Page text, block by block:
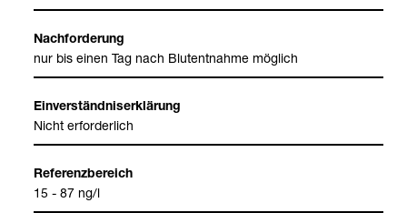
Nach­for­de­rung
nur bis einen Tag nach Blut­ent­nahme mög­lich
Ein­ver­ständ­nis­er­klä­rung
Nicht erfor­der­lich
Refe­renz­be­reich
15 - 87 ng/l